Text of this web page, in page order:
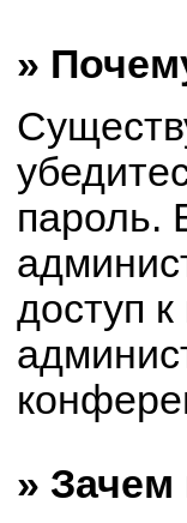
»
пароль.
доступ
»